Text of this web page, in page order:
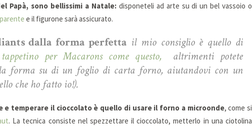
Papà, sono bellissimi a Natale:disponeteli ad arte su di un bel vassoio o
e il figurone sarà assicurato.
dalla forma perfetta il mio consiglio è quello di
per Macarons come questo, altrimenti potete
forma su di un foglio di carta forno, aiutandovi con un
che ho fatto io!).
e temperare il cioccolato è quello di usare il forno a microonde, come si
. La tecnica consiste nel spezzettare il cioccolato, metterlo in una ciotolina